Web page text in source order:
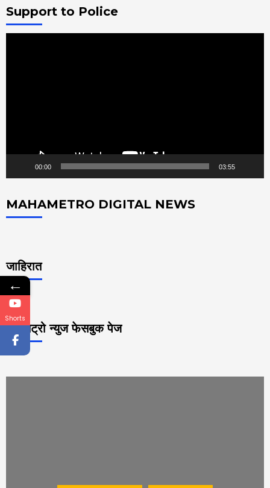
Support to Police
00:00 03:55
MAHAMETRO DIGITAL NEWS
जाहिरात
महा मेट्रो न्युज फेसबुक पेज
←
Shorts